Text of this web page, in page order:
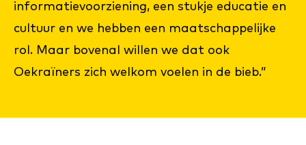
informatievoorziening, een stukje educatie en
cultuur en we hebben een maatschappelijke
rol. Maar bovenal willen we dat ook
Oekraïners zich welkom voelen in de bieb.”